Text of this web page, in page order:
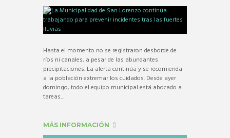
Hasta el momento no se registraron desborde de
ríos ni canales, a pesar de las abundantes
precipitaciones. La alerta continúa y se recomienda
a la población extremar los cuidados. Desde ayer
domingo, todo el equipo municipal está abocado a
tareas...
MÁS INFORMACIÓN